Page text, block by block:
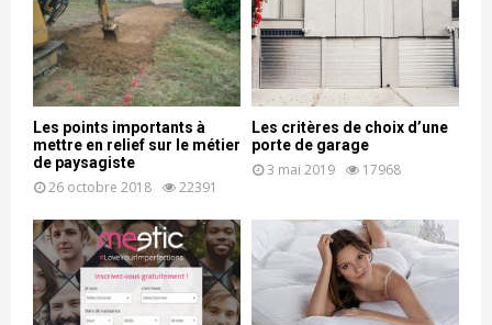
Les points importants à
mettre en relief sur le métier
de paysagiste
26 octobre 2018 22391
Les critères de choix d’une
porte de garage
3 mai 2019 17968